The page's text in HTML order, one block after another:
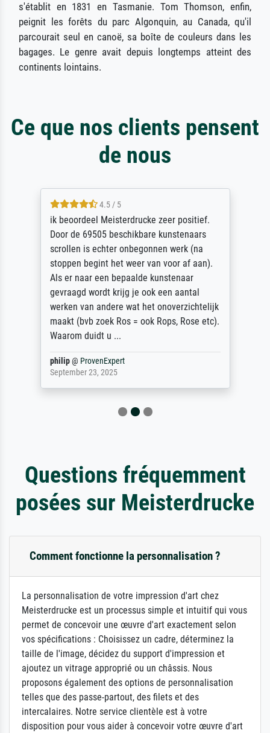
s'établit en 1831 en Tasmanie. Tom Thomson, enfin,
peignit les forêts du parc Algonquin, au Canada, qu'il
parcourait seul en canoë, sa boîte de couleurs dans les
bagages. Le genre avait depuis longtemps atteint des
continents lointains.
Ce que nos clients pensent
de nous
4.5 / 5
ik beoordeel Meisterdrucke zeer positief.
Door de 69505 beschikbare kunstenaars
scrollen is echter onbegonnen werk (na
stoppen begint het weer van voor af aan).
Als er naar een bepaalde kunstenaar
gevraagd wordt krijg je ook een aantal
werken van andere wat het onoverzichtelijk
maakt (bvb zoek Ros = ook Rops, Rose etc).
Waarom duidt u ...
philip@ ProvenExpert
September 23, 2025
Questions fréquemment
posées sur Meisterdrucke
Comment fonctionne la personnalisation ?
La personnalisation de votre impression d'art chez
Meisterdrucke est un processus simple et intuitif qui vous
permet de concevoir une œuvre d'art exactement selon
vos spécifications : Choisissez un cadre, déterminez la
taille de l'image, décidez du support d'impression et
ajoutez un vitrage approprié ou un châssis. Nous
proposons également des options de personnalisation
telles que des passe-partout, des filets et des
intercalaires. Notre service clientèle est à votre
disposition pour vous aider à concevoir votre œuvre d'art